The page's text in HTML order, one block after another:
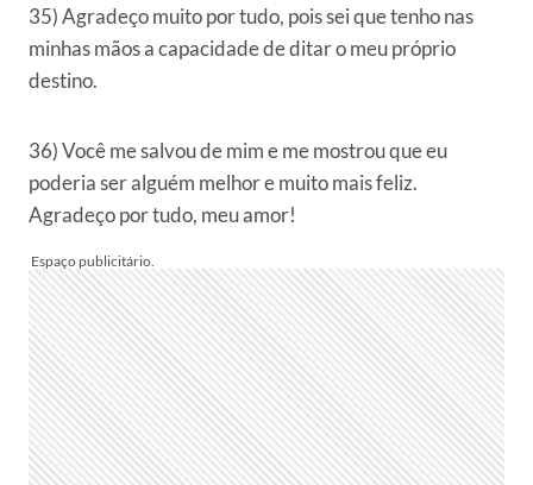
35) Agradeço muito por tudo, pois sei que tenho nas
minhas mãos a capacidade de ditar o meu próprio
destino.
36) Você me salvou de mim e me mostrou que eu
poderia ser alguém melhor e muito mais feliz.
Agradeço por tudo, meu amor!